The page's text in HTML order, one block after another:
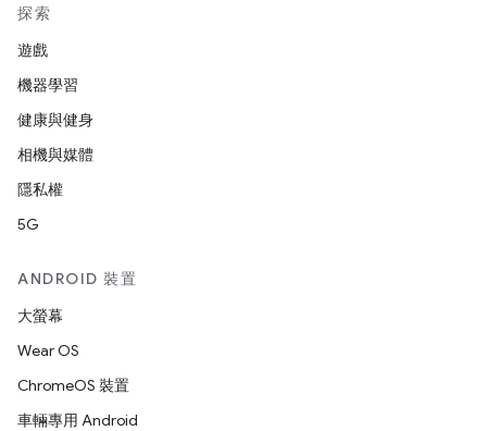
探索
遊戲
機器學習
健康與健身
相機與媒體
隱私權
5G
ANDROID 裝置
大螢幕
Wear OS
ChromeOS 裝置
車輛專用 Android